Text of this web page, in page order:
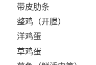
带皮肋条
整鸡（开膛）
洋鸡蛋
草鸡蛋